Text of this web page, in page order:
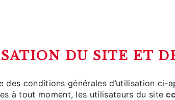
DU SITE ET
conditions générales d’utilisation ci-
à tout moment, les utilisateurs du site